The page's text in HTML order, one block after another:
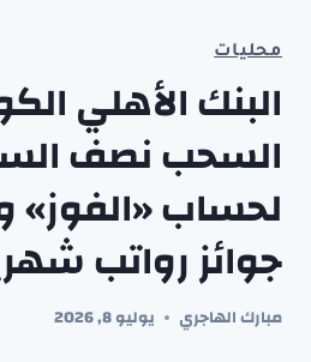
محليات
البنك الأهلي
السحب نصف
لحساب «الفوز»
جوائز رواتب
مبارك الهاجري يوليو 8, 2026